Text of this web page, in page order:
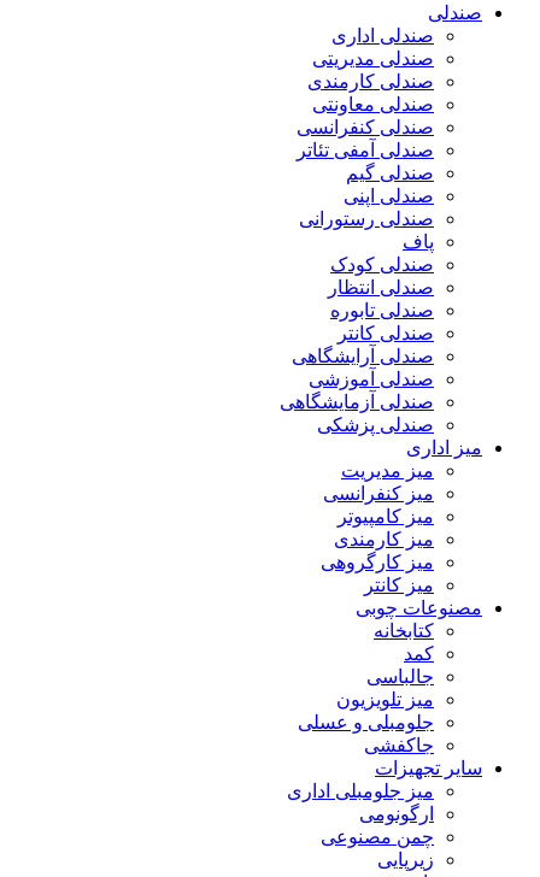
صندلی
صندلی اداری
صندلی مدیریتی
صندلی کارمندی
صندلی معاونتی
صندلی کنفرانسی
صندلی آمفی تئاتر
صندلی گیم
صندلی اپنی
صندلی رستورانی
پاف
صندلی کودک
صندلی انتظار
صندلی تابوره
صندلی کانتر
صندلی آرایشگاهی
صندلی آموزشی
صندلی آزمایشگاهی
صندلی پزشکی
میز اداری
میز مدیریت
میز کنفرانسی
میز کامپیوتر
میز کارمندی
میز کارگروهی
میز کانتر
مصنوعات چوبی
کتابخانه
کمد
جالباسی
میز تلویزیون
جلومبلی و عسلی
جاکفشی
سایر تجهیزات
میز جلومبلی اداری
ارگونومی
چمن مصنوعی
زیرپایی